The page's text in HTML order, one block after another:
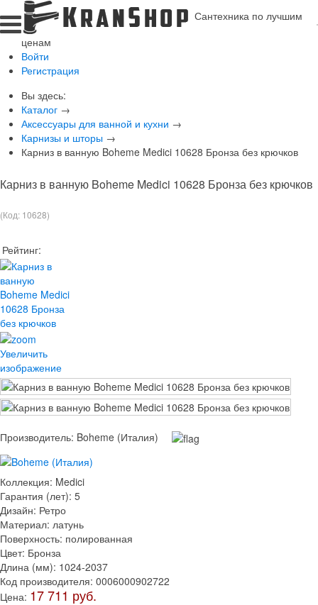
Сантехника по лучшим
ценам
Войти
Регистрация
Вы здесь:
Каталог →
Аксессуары для ванной и кухни →
Карнизы и шторы →
Карниз в ванную Boheme Medici 10628 Бронза без крючков
Карниз в ванную Boheme Medici 10628 Бронза без крючков
(Код: 10628)
Рейтинг:
Увеличить
изображение
Производитель: Boheme (Италия)
Коллекция: Medici
Гарантия (лет): 5
Дизайн: Ретро
Материал: латунь
Поверхность: полированная
Цвет: Бронза
Длина (мм): 1024-2037
Код производителя: 0006000902722
Цена: 17 711 руб.